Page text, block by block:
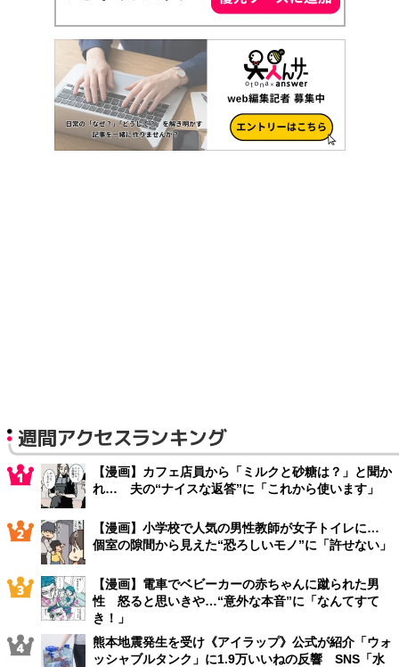
週間アクセスランキング
【漫画】カフェ店員から「ミルクと砂糖は？」と聞か
れ… 夫の“ナイスな返答”に「これから使います」
【漫画】小学校で人気の男性教師が女子トイレに…
個室の隙間から見えた“恐ろしいモノ”に「許せない」
【漫画】電車でベビーカーの赤ちゃんに蹴られた男
性 怒ると思いきや…“意外な本音”に「なんてすて
き！」
熊本地震発生を受け《アイラップ》公式が紹介「ウォ
ッシャブルタンク」に1.9万いいねの反響 SNS「水